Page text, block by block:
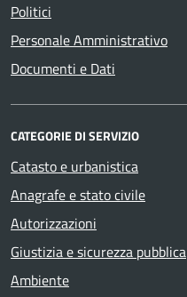
Politici
Personale Amministrativo
Documenti e Dati
CATEGORIE DI SERVIZIO
Catasto e urbanistica
Anagrafe e stato civile
Autorizzazioni
Giustizia e sicurezza pubblica
Ambiente